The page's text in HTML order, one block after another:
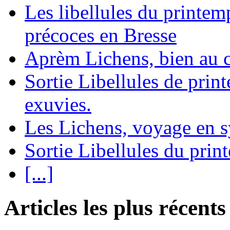
Les libellules du
précoces en Bresse
Aprèm Lichens, bien au
Sortie Libellules de
exuvies.
Les Lichens, voyage en
Sortie Libellules du
[...]
Articles les plus récents